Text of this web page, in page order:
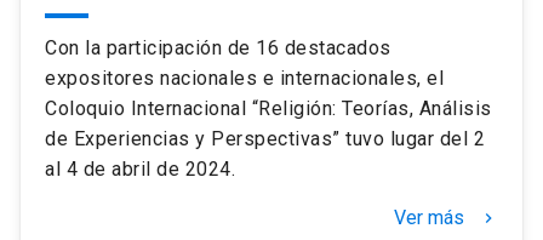
Con la participación de 16 destacados
expositores nacionales e internacionales, el
Coloquio Internacional “Religión: Teorías, Análisis
de Experiencias y Perspectivas” tuvo lugar del 2
al 4 de abril de 2024.
Ver más keyboard_arrow_right